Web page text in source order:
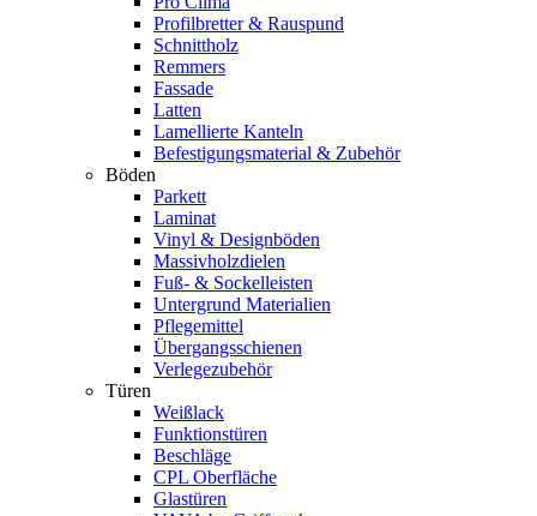
Profilbretter & Rauspund
Schnittholz
Remmers
Fassade
Latten
Lamellierte Kanteln
Befestigungsmaterial & Zubehör
Böden
Parkett
Laminat
Vinyl & Designböden
Massivholzdielen
Fuß- & Sockelleisten
Untergrund Materialien
Pflegemittel
Übergangsschienen
Verlegezubehör
Türen
Weißlack
Funktionstüren
Beschläge
CPL Oberfläche
Glastüren